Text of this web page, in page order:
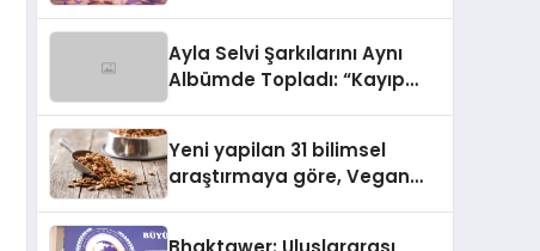
Ayla Selvi Şarkılarını Aynı
Albümde Topladı: “Kayıp
Yeni yapilan 31 bilimsel
araştırmaya göre, Vegan